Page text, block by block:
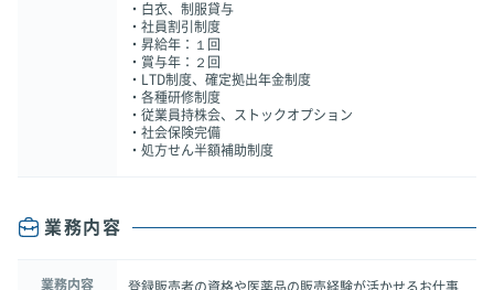
・白衣、制服貸与
・社員割引制度
・昇給年：１回
・賞与年：２回
・LTD制度、確定拠出年金制度
・各種研修制度
・従業員持株会、ストックオプション
・社会保険完備
・処方せん半額補助制度
業務内容
業務内容
登録販売者の資格や医薬品の販売経験が活かせるお仕事